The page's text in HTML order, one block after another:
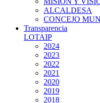
ALCALDESA
CONCEJO
Transparencia
LOTAIP
2024
2023
2022
2021
2020
2019
2018